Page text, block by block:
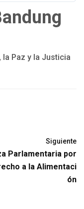
Paz y la Justicia
Siguiente
Parlamentaria por
a la Alimentaci
ón